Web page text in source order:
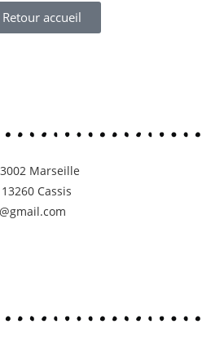
Retour accueil
Marseille
Cassis